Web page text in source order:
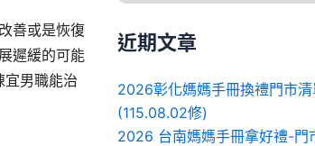
善或是恢復
遲緩的可能
宜男職能治
近期文章
2026彰化媽媽手冊換禮門市
(115.08.02修)
2026 台南媽媽手冊拿好禮-門